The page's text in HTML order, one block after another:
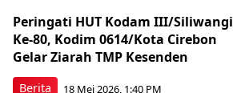
Berita
Peringati HUT Kodam III/Siliwangi
Ke-80, Kodim 0614/Kota Cirebon
Gelar Ziarah TMP Kesenden
18 Mei 2026, 1:40 PM